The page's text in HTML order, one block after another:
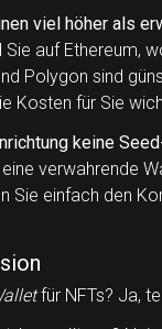
viel höher als
auf Ethereum,
Polygon sind
Kosten für Sie
keine
verwahrende
Sie einfach den
für NFTs? Ja,